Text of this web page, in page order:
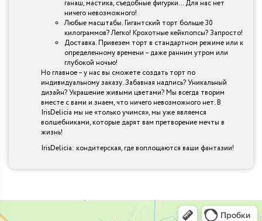
ганаш, мастика, съедобные фигурки… Для нас нет
ничего невозможного!
Любые масштабы. Гигантский торт больше 30
килограммов? Легко! Крохотные кейкпопсы? Запросто!
Доставка. Привезем торт в стандартном режиме или к
определенному времени – даже ранним утром или
глубокой ночью!
Но главное – у нас вы сможете создать торт по
индивидуальному заказу. Забавная надпись? Уникальный
дизайн? Украшение живыми цветами? Мы всегда творим
вместе с вами и знаем, что ничего невозможного нет. В
IrisDelicia мы не «только учимся», мы уже являемся
волшебниками, которые дарят вам претворение мечты в
жизнь!
IrisDelicia: кондитерская, где воплощаются ваши фантазии!